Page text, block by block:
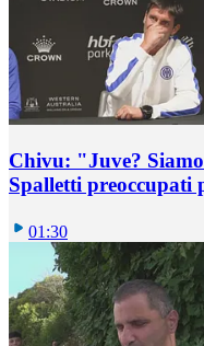
Chivu: "Juve?
Spalletti preoccupati
01:30